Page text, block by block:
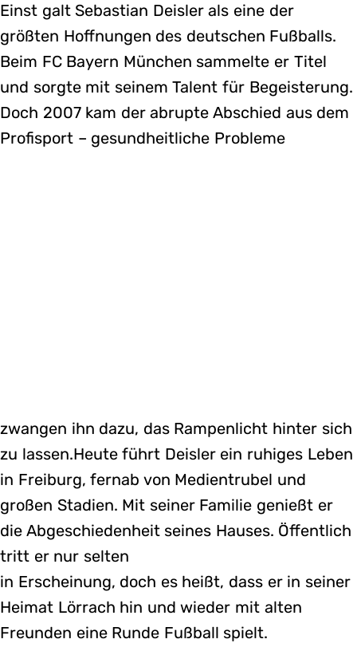
Einst galt Sebastian Deisler als eine der
größten Hoffnungen des deutschen Fußballs.
Beim FC Bayern München sammelte er Titel
und sorgte mit seinem Talent für Begeisterung.
Doch 2007 kam der abrupte Abschied aus dem
Profisport – gesundheitliche Probleme
zwangen ihn dazu, das Rampenlicht hinter sich
zu lassen.Heute führt Deisler ein ruhiges Leben
in Freiburg, fernab von Medientrubel und
großen Stadien. Mit seiner Familie genießt er
die Abgeschiedenheit seines Hauses. Öffentlich
tritt er nur selten
in Erscheinung, doch es heißt, dass er in seiner
Heimat Lörrach hin und wieder mit alten
Freunden eine Runde Fußball spielt.